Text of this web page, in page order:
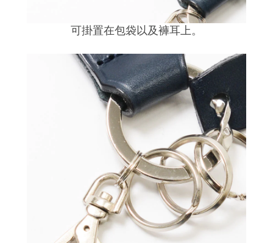
可掛置在包袋以及褲耳上。